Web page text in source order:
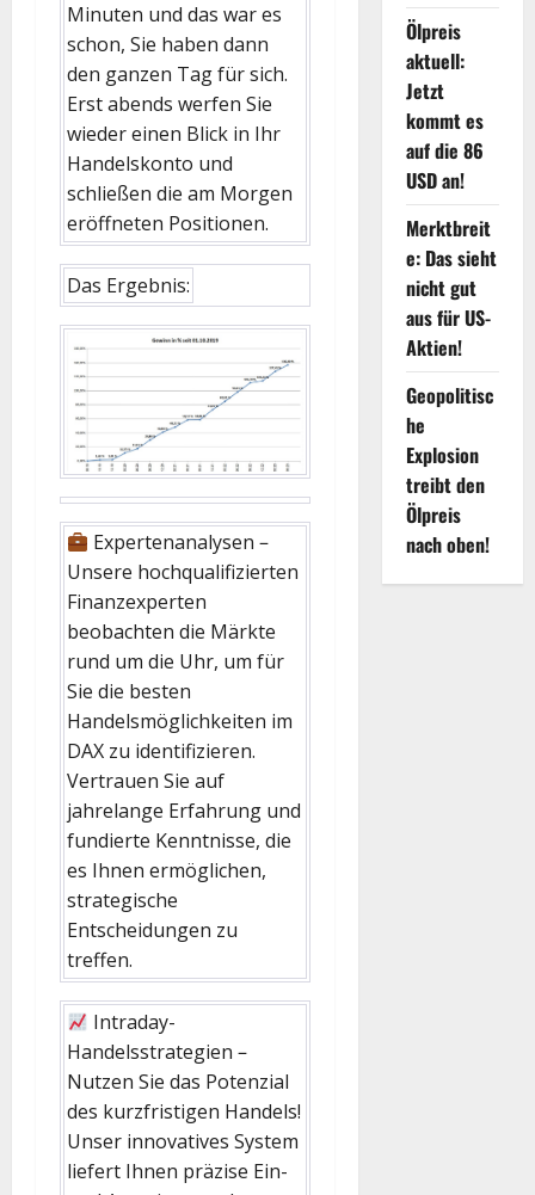
Minuten und das war es
schon, Sie haben dann
den ganzen Tag für sich.
Erst abends werfen Sie
wieder einen Blick in Ihr
Handelskonto und
schließen die am Morgen
eröffneten Positionen.
Das Ergebnis:
Expertenanalysen –
Unsere hochqualifizierten
Finanzexperten
beobachten die Märkte
rund um die Uhr, um für
Sie die besten
Handelsmöglichkeiten im
DAX zu identifizieren.
Vertrauen Sie auf
jahrelange Erfahrung und
fundierte Kenntnisse, die
es Ihnen ermöglichen,
strategische
Entscheidungen zu
treffen.
Intraday-
Handelsstrategien –
Nutzen Sie das Potenzial
des kurzfristigen Handels!
Unser innovatives System
liefert Ihnen präzise Ein-
Ölpreis
aktuell:
Jetzt
kommt es
auf die 86
USD an!
Merktbreit
e: Das sieht
nicht gut
aus für US-
Aktien!
Geopolitisc
he
Explosion
treibt den
Ölpreis
nach oben!